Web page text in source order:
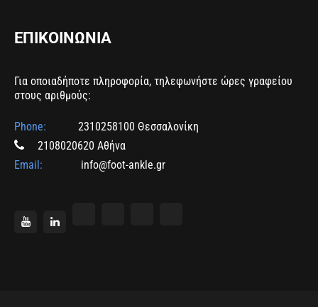
ΕΠΙΚΟΙΝΩΝΙΑ
Για οποιαδήποτε πληροφορία, τηλεφωνήστε ώρες γραφείου
στους αριθμούς:
Phone:
2310258100 Θεσσαλονίκη
2108020620 Αθήνα
Email:
info@foot-ankle.gr